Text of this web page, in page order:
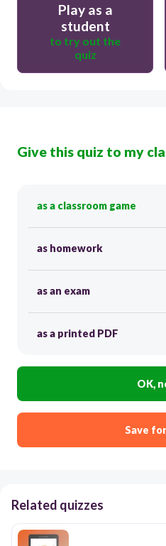
Play as a
student
to try out the
quiz
Give this quiz to my
as a classroom game
as homework
as an exam
as a printed PDF
OK,
Save
Related quizzes